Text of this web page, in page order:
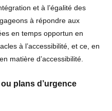
et à l’égalité des
à répondre aux
en temps opportun en
à l’accessibilité, et ce, en
matière d’accessibilité.
plans d’urgence